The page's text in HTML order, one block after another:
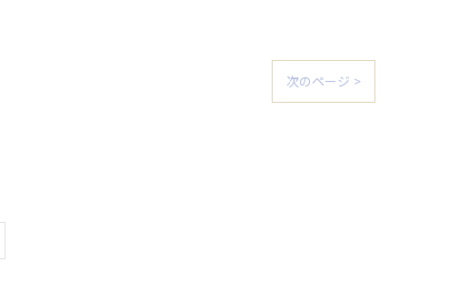
次のページ >